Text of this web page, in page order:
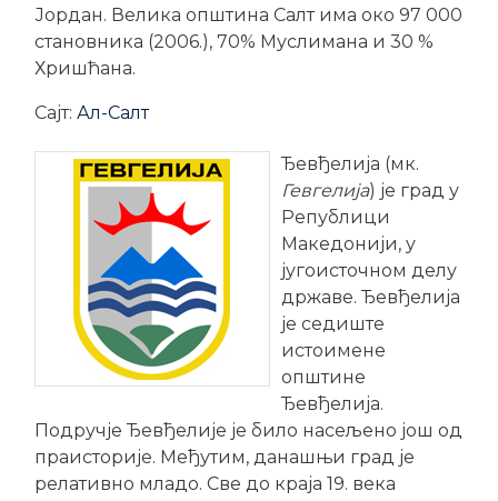
Јордан. Велика општина Салт има око 97 000
становника (2006.), 70% Муслимана и 30 %
Хришћана.
Сајт: Ал-Салт
Ђевђелија (мк.
Гевгелија) је град у
Републици
Македонији, у
југоисточном делу
државе. Ђевђелија
је седиште
истоимене
општине
Ђевђелија.
Подручје Ђевђелије је било насељено још од
праисторије. Међутим, данашњи град је
релативно младо. Све до краја 19. века